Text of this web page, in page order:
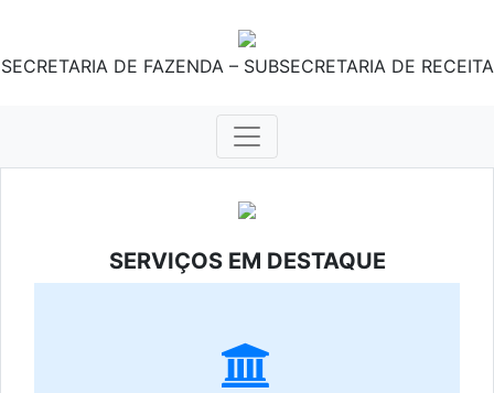
SECRETARIA DE FAZENDA – SUBSECRETARIA DE RECEITA
SERVIÇOS EM DESTAQUE